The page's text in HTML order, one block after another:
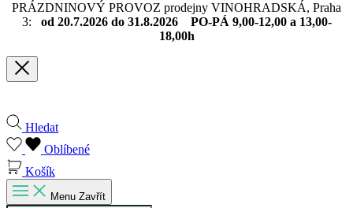
PRÁZDNINOVÝ PROVOZ prodejny VINOHRADSKÁ, Praha
3: od 20.7.2026 do 31.8.2026 PO-PÁ 9,00-12,00 a 13,00-
18,00h
Hledat
Oblíbené
Košík
Menu Zavřít